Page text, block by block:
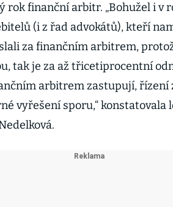
rok finanční arbitr. „Bohužel i v
(i z řad advokátů), kteří
za finančním arbitrem,
tak je za až třicetiprocentní
arbitrem zastupují, řízení
vyřešení sporu,“ konstatovala